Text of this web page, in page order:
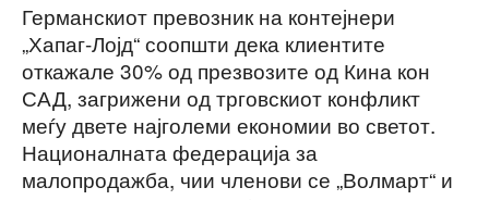
Германскиот превозник на контејнери
„Хапаг-Лојд“ соопшти дека клиентите
откажале 30% од презвозите од Кина кон
САД, загрижени од трговскиот конфликт
меѓу двете најголеми економии во светот.
Националната федерација за
малопродажба, чии членови се „Волмарт“ и